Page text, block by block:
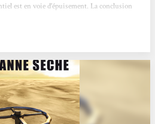
est en voie d’épuisement. La conclusion
irréversible des réserves exploitables.